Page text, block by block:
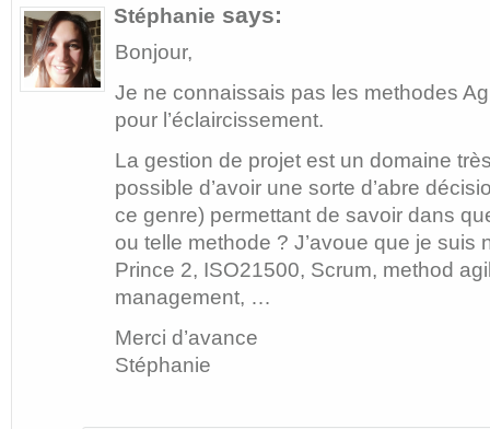
Stéphanie says:
Bonjour,
Je ne connaissais pas les methodes
pour l’éclaircissement.
La gestion de projet est un domaine
possible d’avoir une sorte d’abre
ce genre) permettant de savoir dans
ou telle methode ? J’avoue que je suis
Prince 2, ISO21500, Scrum, method
management, …
Merci d’avance
Stéphanie